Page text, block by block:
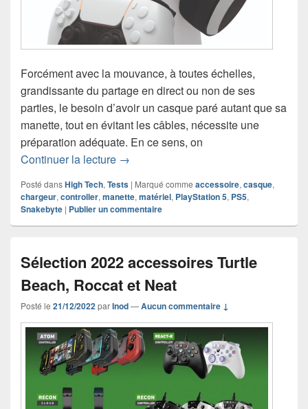
Forcément avec la mouvance, à toutes échelles,
grandissante du partage en direct ou non de ses
parties, le besoin d’avoir un casque paré autant que sa
manette, tout en évitant les câbles, nécessite une
préparation adéquate. En ce sens, on
Continuer la lecture Chronique chargeur snakebyte Dual
→
Posté dansHigh Tech, Tests | Marqué comme accessoire, casque,
chargeur, controller, manette, matériel, PlayStation 5, PS5,
Snakebyte | Publier un commentaire
Sélection 2022 accessoires Turtle
Beach, Roccat et Neat
Posté le 21/12/2022 parInod—Aucun commentaire ↓